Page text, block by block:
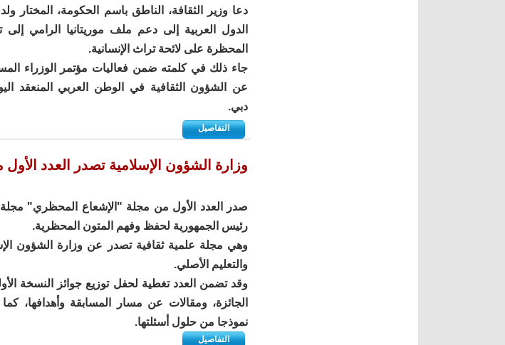
دعا وزير الثقافة، الناطق باسم الحكومة، المختار
الدول العربية إلى دعم ملف موريتانيا الرامي
المحظرة على لائحة تراث الإنسانية.
جاء ذلك في كلمته ضمن فعاليات مؤتمر الوزراء
عن الشؤون الثقافية في الوطن العربي المنعقد
دبي.
التفاصيل
وزارة الشؤون الإسلامية تصدر العدد
صدر العدد الأول من مجلة "الإشعاع المحظري" مجلة
رئيس الجمهورية لحفظ وفهم المتون المحظرية.
وهي مجلة علمية ثقافية تصدر عن وزارة الشؤون
والتعليم الأصلي.
وقد تضمن العدد تغطية لحفل توزيع جوائز النسخة
الجائزة، ومقالات عن مسار المسابقة وأهدافها،
نموذجا من حلول أسئلتها.
التفاصيل